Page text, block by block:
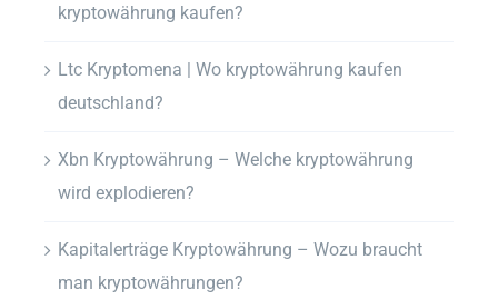
kryptowährung kaufen?
Ltc Kryptomena | Wo kryptowährung kaufen
deutschland?
Xbn Kryptowährung – Welche kryptowährung
wird explodieren?
Kapitalerträge Kryptowährung – Wozu braucht
man kryptowährungen?